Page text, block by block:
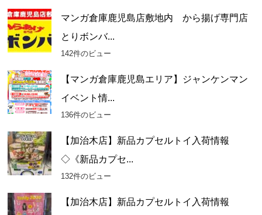
マンガ倉庫鹿児島店敷地内 から揚げ専門店
とりボンバ...
142件のビュー
【マンガ倉庫鹿児島エリア】ジャンケンマン
イベント情...
136件のビュー
【加治木店】新品カプセルトイ入荷情報
◇《新品カプセ...
132件のビュー
【加治木店】新品カプセルトイ入荷情報